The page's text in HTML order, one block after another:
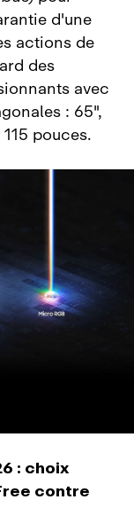
d'une
actions de
des
avec
: 65",
pouces.
: choix
contre